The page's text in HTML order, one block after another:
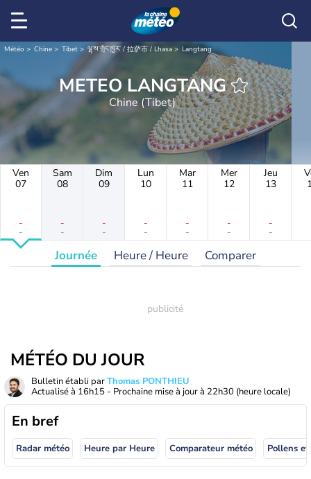
Météo Chine Tibet ལྷ་ས་གྲོང་ཁྱེར་ / 拉萨市 / Lhasa Langtang
METEO LANGTANG
Chine (Tibet)
Ven
07
-
-
Sam
08
-
-
Dim
09
-
-
Lun
10
-
-
Mar
11
-
-
Mer
12
-
-
Jeu
13
-
-
Journée Heure / Heure Comparer
MÉTÉO DU JOUR
Bulletin établi parThomas PONTHIEU
Actualisé à 16h15 - Prochaine mise à jour à 22h30 (heure locale)
En bref
Radar météo Heure par Heure Comparateur météo Pollens